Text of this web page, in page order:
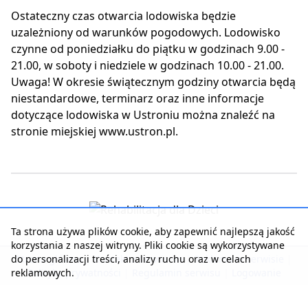
Ostateczny czas otwarcia lodowiska będzie
uzależniony od warunków pogodowych. Lodowisko
czynne od poniedziałku do piątku w godzinach 9.00 -
21.00, w soboty i niedziele w godzinach 10.00 - 21.00.
Uwaga! W okresie świątecznym godziny otwarcia będą
niestandardowe, terminarz oraz inne informacje
dotyczące lodowiska w Ustroniu można znaleźć na
stronie miejskiej www.ustron.pl.
Strona główna | Kontakt z serwisem | Reklama w serwisie
Polityka prywatności
Ta strona używa plików cookie, aby zapewnić najlepszą jakość
korzystania z naszej witryny. Pliki cookie są wykorzystywane
do personalizacji treści, analizy ruchu oraz w celach
reklamowych.